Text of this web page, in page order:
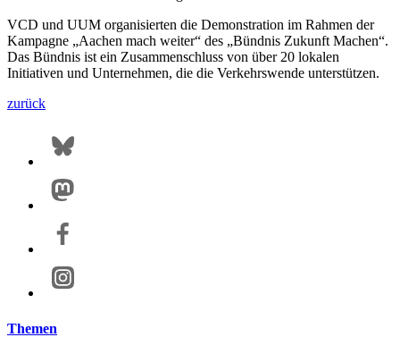
VCD und UUM organisierten die Demonstration im Rahmen der
Kampagne „Aachen mach weiter“ des „Bündnis Zukunft Machen“.
Das Bündnis ist ein Zusammenschluss von über 20 lokalen
Initiativen und Unternehmen, die die Verkehrswende unterstützen.
zurück
Themen